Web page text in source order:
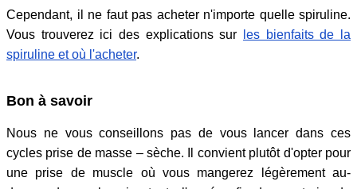
Cependant, il ne faut pas acheter n'importe quelle spiruline.
Vous trouverez ici des explications sur
les bienfaits de la
spiruline et où l'acheter.
Bon à savoir
Nous ne vous conseillons pas de vous lancer dans ces
cycles prise de masse – sèche. Il convient plutôt d'opter pour
une prise de muscle où vous mangerez légèrement au-